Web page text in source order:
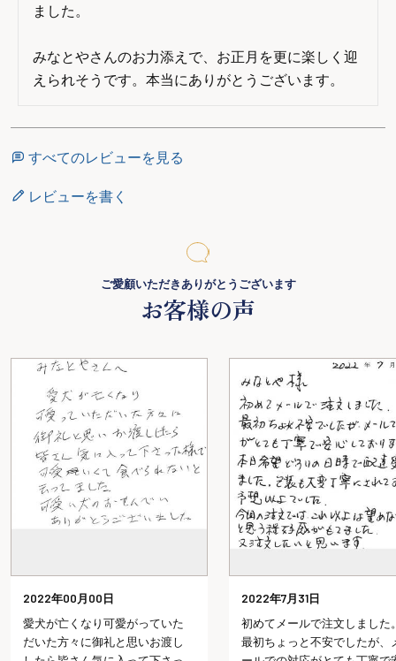
ました。
みなとやさんのお力添えで、お正月を更に楽しく迎
えられそうです。本当にありがとうございます。
すべてのレビューを見る
レビューを書く
ご愛顧いただきありがとうございます
お客様の声
2022年00月00日
愛犬が亡くなり可愛がっていた
だいた方々に御礼と思いお渡し
2022年7月31日
初めてメールで注文しました。
最初ちょっと不安でしたが、メ